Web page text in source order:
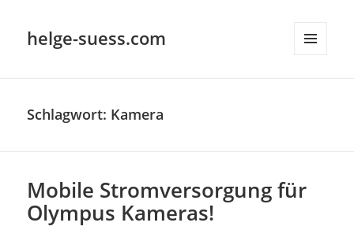
helge-suess.com
Schlagwort: Kamera
Mobile Stromversorgung für
Olympus Kameras!